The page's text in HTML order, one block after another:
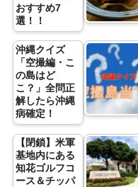
おすすめ7
選！！
沖縄クイズ
「空撮編・こ
の島はど
こ？」全問正
解したら沖縄
病確定！
【閉鎖】米軍
基地内にある
知花ゴルフコ
ース＆チッパ